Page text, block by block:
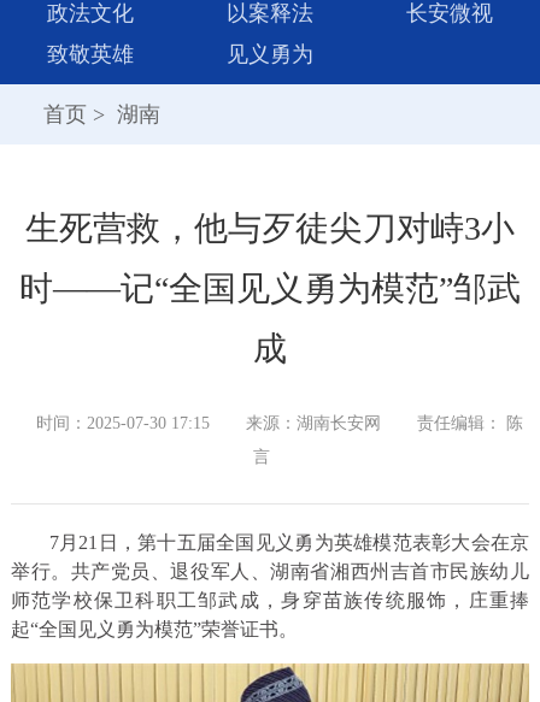
政法文化
以案释法
长安微视
致敬英雄
见义勇为
首页 > 湖南
生死营救，他与歹徒尖刀对峙3小
时——记“全国见义勇为模范”邹武
成
时间：2025-07-30 17:15 来源：湖南长安网
责任编辑： 陈
言
7月21日，第十五届全国见义勇为英雄模范表彰大会在京
举行。共产党员、退役军人、湖南省湘西州吉首市民族幼儿
师范学校保卫科职工邹武成，身穿苗族传统服饰，庄重捧
起“全国见义勇为模范”荣誉证书。